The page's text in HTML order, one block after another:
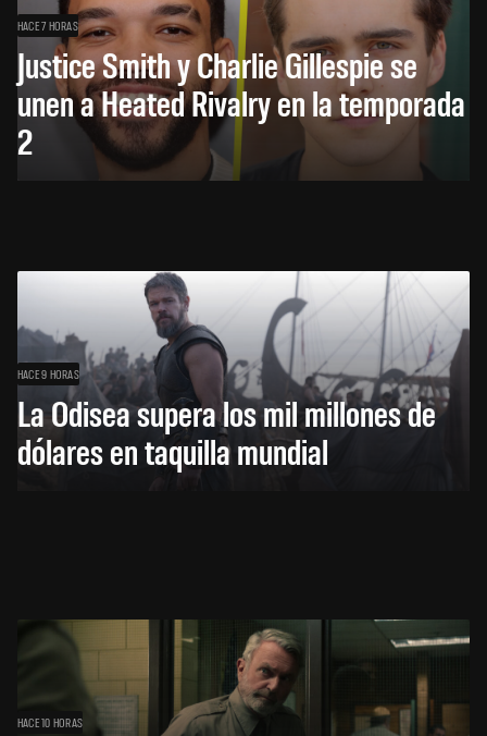
HACE 7 HORAS
Justice Smith y Charlie Gillespie se
unen a Heated Rivalry en la temporada
2
HACE 9 HORAS
La Odisea supera los mil millones de
dólares en taquilla mundial
HACE 10 HORAS